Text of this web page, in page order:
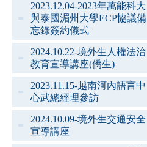
2023.12.04-2023年萬能科大
與泰國湄州大學ECP協議備
忘錄簽約儀式
2024.10.22-境外生人權法治
教育宣導講座(僑生)
2023.11.15-越南河內語言中
心武總經理參訪
2024.10.09-境外生交通安全
宣導講座